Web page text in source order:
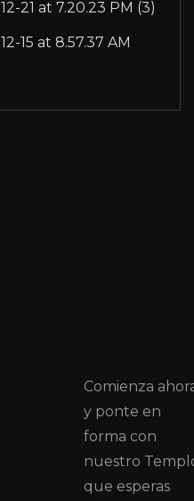
Comienza
y ponte en
forma con
nuestro
que esperas